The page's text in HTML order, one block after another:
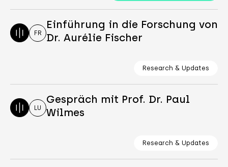
FR
Einführung in die Forschung von
Dr. Aurélie Fischer
Research & Updates
LU
Gespräch mit Prof. Dr. Paul
Wilmes
Research & Updates